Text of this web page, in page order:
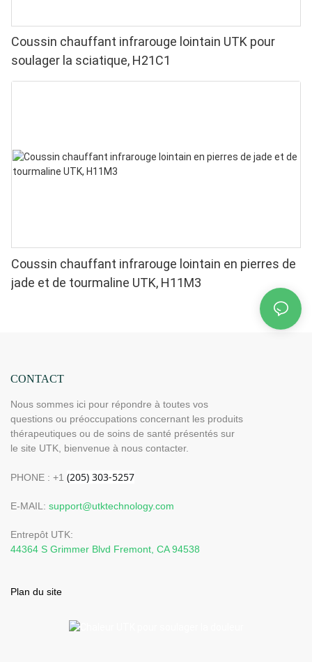
Coussin chauffant infrarouge lointain UTK pour
soulager la sciatique, H21C1
Coussin chauffant infrarouge lointain en pierres de
jade et de tourmaline UTK, H11M3
CONTACT
Nous sommes ici pour répondre à toutes vos
questions ou préoccupations concernant les produits
thérapeutiques ou de soins de santé présentés sur
le site UTK, bienvenue à nous contacter.
PHONE : +1
E-MAIL: support@utktechnology.com
Entrepôt UTK:
44364 S Grimmer Blvd Fremont, CA 94538
Plan du site